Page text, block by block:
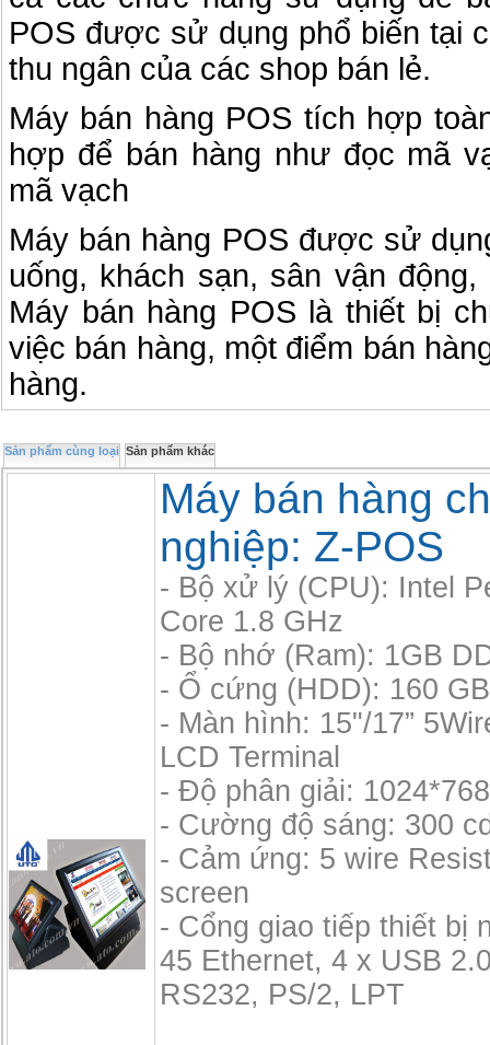
POS được sử dụng phổ biến tại
thu ngân của các shop bán lẻ.
Máy bán hàng POS tích hợp
hợp để bán hàng như đọc mã
mã vạch
Máy bán hàng POS được sử
uống, khách sạn, sân vận
Máy bán hàng POS là thiết bị
việc bán hàng, một điểm bán
hàng.
Sản phẩm cùng loại Sản phẩm khác
Máy bán hàng
nghiệp: Z-POS
- Bộ xử lý (CPU): Intel
Core 1.8 GHz
- Bộ nhớ (Ram): 1GB
- Ổ cứng (HDD): 160
- Màn hình: 15"/17”
LCD Terminal
- Độ phân giải: 1024*768
- Cường độ sáng: 300
- Cảm ứng: 5 wire
screen
- Cổng giao tiếp thiết bị
45 Ethernet, 4 x USB
RS232, PS/2, LPT